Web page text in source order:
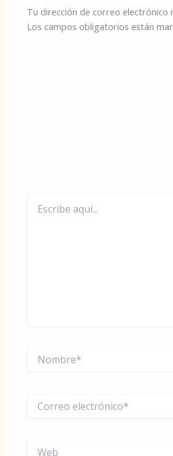
Tu dirección de correo electrónico
Los campos obligatorios están
aquí...
electrónico*